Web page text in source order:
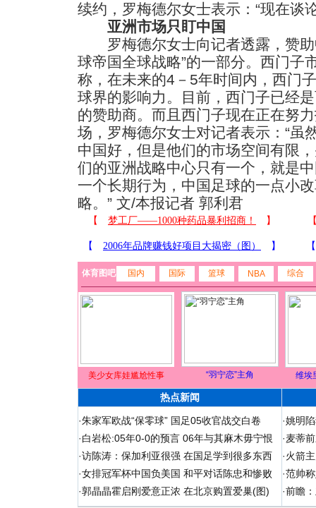
续约，罗梅德尔女士表示：“现在谈
亚洲市场只盯中国
罗梅德尔女士向记者透露，赞助
球帝国全球战略”的一部分。西门子
称，在未来的4－5年时间内，西门
球界的影响力。目前，西门子已经
的赞助商。而且西门子现在正在努
场，罗梅德尔女士对记者表示：“虽
中国好，但是他们的市场空间有限
们的亚洲战略中心只有一个，就是
一个长期行为，中国足球的一点小
略。” 文/本报记者 郭利君
体育图吧 国内 国际 篮球 NBA 综合
美少女库娃尴尬性事 “羽宁恋”主角 维埃
热点新闻
·朱家军欧战“保零球” 国足05收官战交白卷
·白岩松:05年0-0的预言 06年与其麻木毋宁恨
·访陈涛：保加利亚很强 在国足学到很多东西
·女排冠军杯中国负美国 和平对话陈忠和惨败
·郭晶晶霍启刚爱意正浓 在北京购置爱巢(图)
·姚明
·麦蒂
·火箭
·范帅
·前瞻